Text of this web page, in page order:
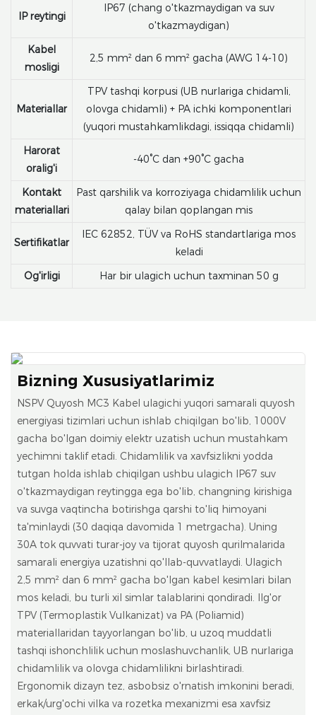
IP reytingi
IP67 (chang o'tkazmaydigan va suv
o'tkazmaydigan)
Kabel
mosligi
2,5 mm² dan 6 mm² gacha (AWG 14-10)
Materiallar
TPV tashqi korpusi (UB nurlariga chidamli,
olovga chidamli) + PA ichki komponentlari
(yuqori mustahkamlikdagi, issiqqa chidamli)
Harorat
oralig'i
-40°C dan +90°C gacha
Kontakt
materiallari
Past qarshilik va korroziyaga chidamlilik uchun
qalay bilan qoplangan mis
Sertifikatlar
IEC 62852, TÜV va RoHS standartlariga mos
keladi
Og'irligi
Har bir ulagich uchun taxminan 50 g
Bizning Xususiyatlarimiz
NSPV Quyosh MC3 Kabel ulagichi yuqori samarali quyosh
energiyasi tizimlari uchun ishlab chiqilgan bo'lib, 1000V
gacha bo'lgan doimiy elektr uzatish uchun mustahkam
yechimni taklif etadi. Chidamlilik va xavfsizlikni yodda
tutgan holda ishlab chiqilgan ushbu ulagich IP67 suv
o'tkazmaydigan reytingga ega bo'lib, changning kirishiga
va suvga vaqtincha botirishga qarshi to'liq himoyani
ta'minlaydi (30 daqiqa davomida 1 metrgacha). Uning
30A tok quvvati turar-joy va tijorat quyosh qurilmalarida
samarali energiya uzatishni qo'llab-quvvatlaydi. Ulagich
2,5 mm² dan 6 mm² gacha bo'lgan kabel kesimlari bilan
mos keladi, bu turli xil simlar talablarini qondiradi. Ilg'or
TPV (Termoplastik Vulkanizat) va PA (Poliamid)
materiallaridan tayyorlangan bo'lib, u uzoq muddatli
tashqi ishonchlilik uchun moslashuvchanlik, UB nurlariga
chidamlilik va olovga chidamlilikni birlashtiradi.
Ergonomik dizayn tez, asbobsiz o'rnatish imkonini beradi,
erkak/urg'ochi vilka va rozetka mexanizmi esa xavfsiz